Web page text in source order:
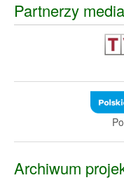
Partnerzy
Archiwum